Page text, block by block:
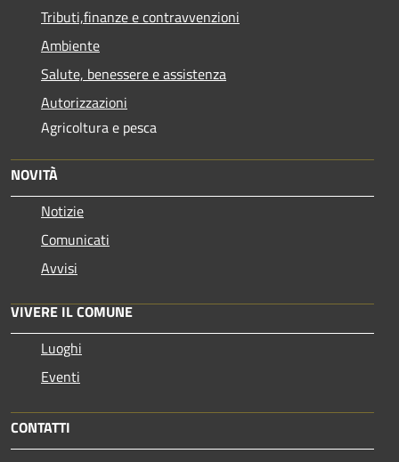
Tributi,finanze e contravvenzioni
Ambiente
Salute, benessere e assistenza
Autorizzazioni
Agricoltura e pesca
NOVITÀ
Notizie
Comunicati
Avvisi
VIVERE IL COMUNE
Luoghi
Eventi
CONTATTI